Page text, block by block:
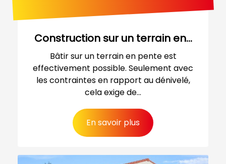
Construction sur un terrain en...
Bâtir sur un terrain en pente est
effectivement possible. Seulement avec
les contraintes en rapport au dénivelé,
cela exige de...
En savoir plus